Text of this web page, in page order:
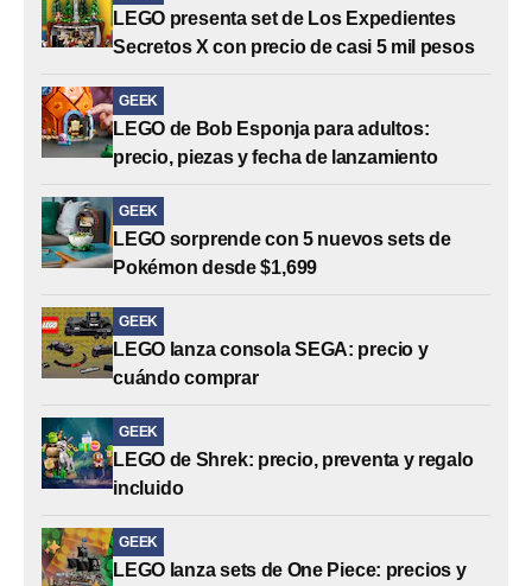
LEGO presenta set de Los Expedientes
Secretos X con precio de casi 5 mil pesos
GEEK
LEGO de Bob Esponja para adultos:
precio, piezas y fecha de lanzamiento
GEEK
LEGO sorprende con 5 nuevos sets de
Pokémon desde $1,699
GEEK
LEGO lanza consola SEGA: precio y
cuándo comprar
GEEK
LEGO de Shrek: precio, preventa y regalo
incluido
GEEK
LEGO lanza sets de One Piece: precios y